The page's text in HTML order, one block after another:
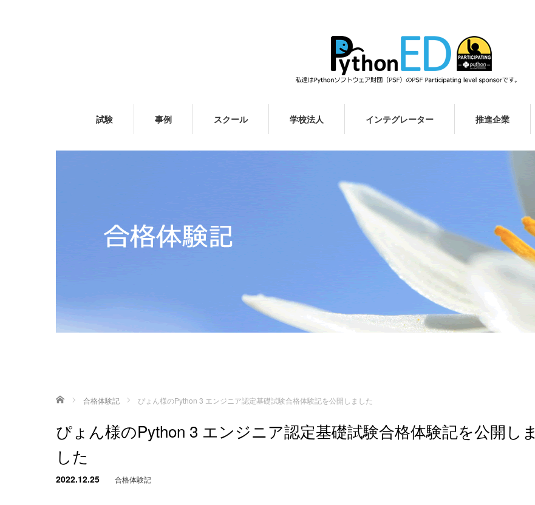
試験 事例 スクール 学校法人 インテグレーター 推進企業
ホーム 合格体験記 ぴょん様のPython 3 エンジニア認定基礎試験合格体験記を公開しました
ぴょん様のPython 3 エンジニア認定基礎試験合格体験記を公開しま
した
2022.12.25 合格体験記